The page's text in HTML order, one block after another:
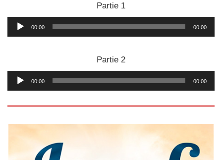
Partie 1
Lecteur
audio
00:00 00:00
Partie 2
Lecteur
audio
00:00 00:00